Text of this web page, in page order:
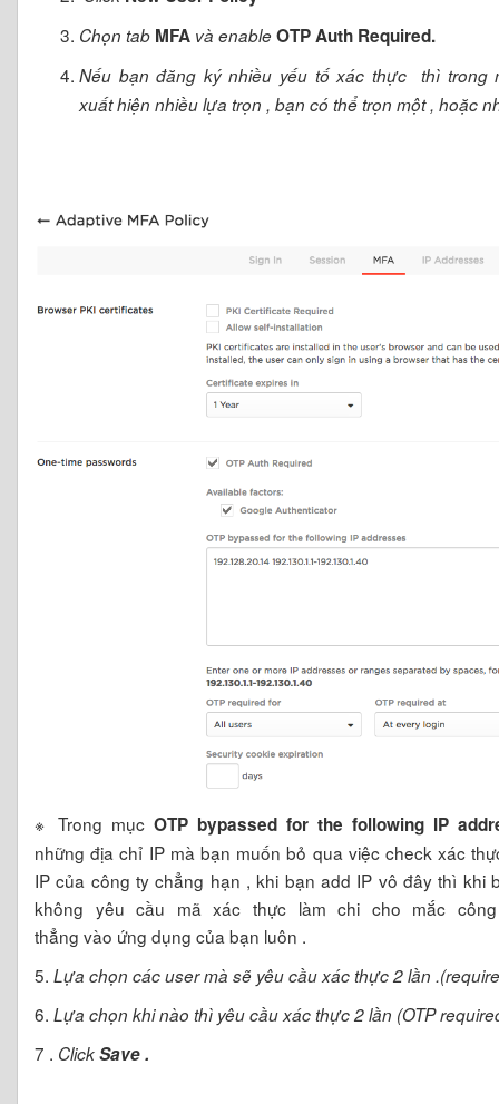
Chọn tab MFA và enableOTP Auth Required.
Nếu bạn đăng ký nhiều yếu tố xác thực thì trong
xuất hiện nhiều lựa trọn , bạn có thể trọn một , hoặc
※ Trong mục OTP bypassed for the following IP
những địa chỉ IP mà bạn muốn bỏ qua việc check xác
IP của công ty chẳng hạn , khi bạn add IP vô đây thì khi
không yêu cầu mã xác thực làm chi cho mắc
thẳng vào ứng dụng của bạn luôn .
5. Lựa chọn các user mà sẽ yêu cầu xác thực 2 lần
6. Lựa chọn khi nào thì yêu cầu xác thực 2 lần (OTP
7 . ClickSave .